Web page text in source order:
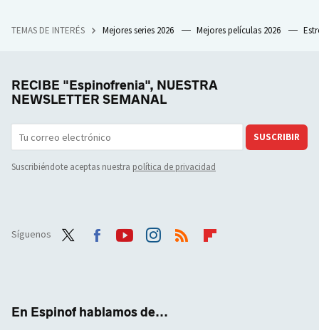
TEMAS DE INTERÉS Mejores series 2026 Mejores películas 2026
RECIBE "Espinofrenia", NUESTRA
NEWSLETTER SEMANAL
SUSCRIBIR
Suscribiéndote aceptas nuestra política de privacidad
Síguenos
En Espinof hablamos de...